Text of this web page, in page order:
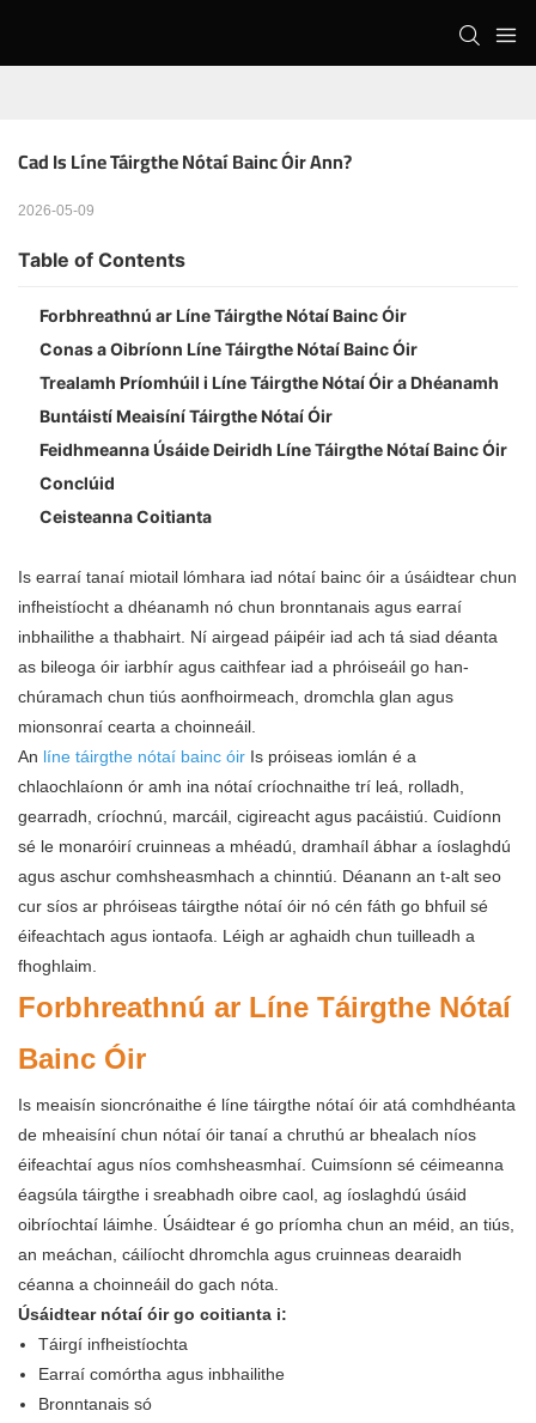
Cad Is Líne Táirgthe Nótaí Bainc Óir Ann?
2026-05-09
Table of Contents
Forbhreathnú ar Líne Táirgthe Nótaí Bainc Óir
Conas a Oibríonn Líne Táirgthe Nótaí Bainc Óir
Trealamh Príomhúil i Líne Táirgthe Nótaí Óir a Dhéanamh
Buntáistí Meaisíní Táirgthe Nótaí Óir
Feidhmeanna Úsáide Deiridh Líne Táirgthe Nótaí Bainc Óir
Conclúid
Ceisteanna Coitianta
Is earraí tanaí miotail lómhara iad nótaí bainc óir a úsáidtear chun
infheistíocht a dhéanamh nó chun bronntanais agus earraí
inbhailithe a thabhairt. Ní airgead páipéir iad ach tá siad déanta
as bileoga óir iarbhír agus caithfear iad a phróiseáil go han-
chúramach chun tiús aonfhoirmeach, dromchla glan agus
mionsonraí cearta a choinneáil.
An líne táirgthe nótaí bainc óir Is próiseas iomlán é a
chlaochlaíonn ór amh ina nótaí críochnaithe trí leá, rolladh,
gearradh, críochnú, marcáil, cigireacht agus pacáistiú. Cuidíonn
sé le monaróirí cruinneas a mhéadú, dramhaíl ábhar a íoslaghdú
agus aschur comhsheasmhach a chinntiú. Déanann an t-alt seo
cur síos ar phróiseas táirgthe nótaí óir nó cén fáth go bhfuil sé
éifeachtach agus iontaofa. Léigh ar aghaidh chun tuilleadh a
fhoghlaim.
Forbhreathnú ar Líne Táirgthe Nótaí
Bainc Óir
Is meaisín sioncrónaithe é líne táirgthe nótaí óir atá comhdhéanta
de mheaisíní chun nótaí óir tanaí a chruthú ar bhealach níos
éifeachtaí agus níos comhsheasmhaí. Cuimsíonn sé céimeanna
éagsúla táirgthe i sreabhadh oibre caol, ag íoslaghdú úsáid
oibríochtaí láimhe. Úsáidtear é go príomha chun an méid, an tiús,
an meáchan, cáilíocht dhromchla agus cruinneas dearaidh
céanna a choinneáil do gach nóta.
Úsáidtear nótaí óir go coitianta i:
Táirgí infheistíochta
Earraí comórtha agus inbhailithe
Bronntanais só